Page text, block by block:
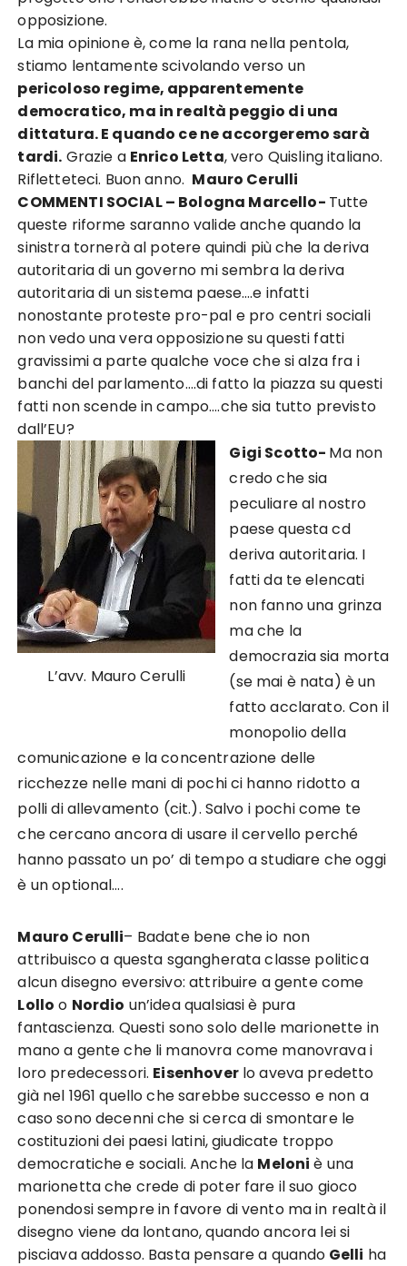
opposizione.
La mia opinione è, come la rana nella pentola,
stiamo lentamente scivolando verso un
pericoloso regime, apparentemente
democratico, ma in realtà peggio di una
dittatura. E quando ce ne accorgeremo sarà
tardi. Grazie a Enrico Letta, vero Quisling italiano.
Rifletteteci. Buon anno. Mauro Cerulli
COMMENTI SOCIAL – Bologna Marcello- Tutte
queste riforme saranno valide anche quando la
sinistra tornerà al potere quindi più che la deriva
autoritaria di un governo mi sembra la deriva
autoritaria di un sistema paese….e infatti
nonostante proteste pro-pal e pro centri sociali
non vedo una vera opposizione su questi fatti
gravissimi a parte qualche voce che si alza fra i
banchi del parlamento….di fatto la piazza su questi
fatti non scende in campo….che sia tutto previsto
dall’EU?
L’avv. Mauro Cerulli
Gigi Scotto- Ma non
credo che sia
peculiare al nostro
paese questa cd
deriva autoritaria. I
fatti da te elencati
non fanno una grinza
ma che la
democrazia sia morta
(se mai è nata) è un
fatto acclarato. Con il
monopolio della
comunicazione e la concentrazione delle
ricchezze nelle mani di pochi ci hanno ridotto a
polli di allevamento (cit.). Salvo i pochi come te
che cercano ancora di usare il cervello perché
hanno passato un po’ di tempo a studiare che oggi
è un optional….
Mauro Cerulli– Badate bene che io non
attribuisco a questa sgangherata classe politica
alcun disegno eversivo: attribuire a gente come
Lollo o Nordio un’idea qualsiasi è pura
fantascienza. Questi sono solo delle marionette in
mano a gente che li manovra come manovrava i
loro predecessori. Eisenhoverlo aveva predetto
già nel 1961 quello che sarebbe successo e non a
caso sono decenni che si cerca di smontare le
costituzioni dei paesi latini, giudicate troppo
democratiche e sociali. Anche la Meloni è una
marionetta che crede di poter fare il suo gioco
ponendosi sempre in favore di vento ma in realtà il
disegno viene da lontano, quando ancora lei si
pisciava addosso. Basta pensare a quando Gelli ha